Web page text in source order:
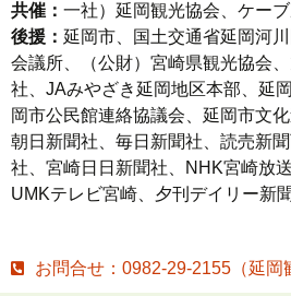
共催： 一社）延岡観光協会、ケー
後援： 延岡市、国土交通省延岡河
会議所、（公財）宮崎県観光協会
社、JAみやざき延岡地区本部、延
岡市公民館連絡協議会、延岡市文
朝日新聞社、毎日新聞社、読売新
社、宮崎日日新聞社、NHK宮崎放
UMKテレビ宮崎、夕刊デイリー新
お問合せ：0982-29-2155（延岡